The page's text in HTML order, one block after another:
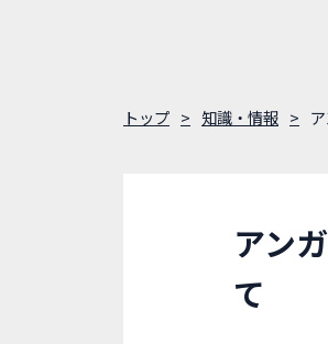
トップ 知識・情報
アン
て